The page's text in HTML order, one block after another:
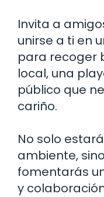
Invita a
unirse a ti en
para recoger
local, una
público que
cariño.
No solo
ambiente,
fomentarás
y